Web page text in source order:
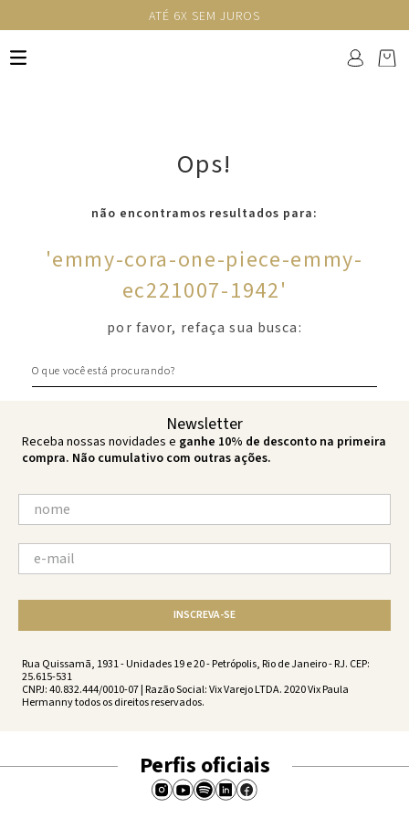
ATÉ 6X SEM JUROS
Ops!
não encontramos resultados para:
'emmy-cora-one-piece-emmy-
ec221007-1942'
por favor, refaça sua busca:
Newsletter
Receba nossas novidades e ganhe 10% de desconto na primeira
compra. Não cumulativo com outras ações.
INSCREVA-SE
Rua Quissamã, 1931 - Unidades 19 e 20 - Petrópolis, Rio de Janeiro - RJ. CEP:
25.615-531
CNPJ: 40.832.444/0010-07 | Razão Social: Vix Varejo LTDA. 2020 Vix Paula
Hermanny todos os direitos reservados.
Perfis oficiais